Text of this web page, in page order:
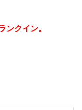
ンクイン。